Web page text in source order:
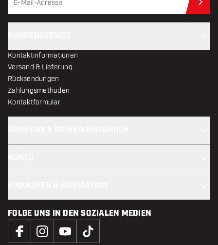
Kontaktinformationen
Versand & Lieferung
Rücksendungen
Zahlungsmethoden
Kontaktformular
FOLGE UNS IN DEN SOZIALEN MEDIEN